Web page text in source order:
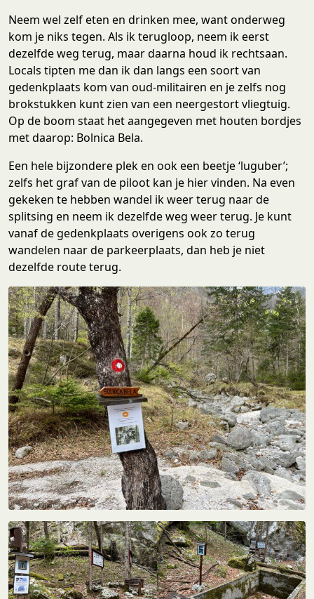
Neem wel zelf eten en drinken mee, want onderweg
kom je niks tegen. Als ik terugloop, neem ik eerst
dezelfde weg terug, maar daarna houd ik rechtsaan.
Locals tipten me dan ik dan langs een soort van
gedenkplaats kom van oud-militairen en je zelfs nog
brokstukken kunt zien van een neergestort vliegtuig.
Op de boom staat het aangegeven met houten bordjes
met daarop: Bolnica Bela.
Een hele bijzondere plek en ook een beetje ‘luguber’;
zelfs het graf van de piloot kan je hier vinden. Na even
gekeken te hebben wandel ik weer terug naar de
splitsing en neem ik dezelfde weg weer terug. Je kunt
vanaf de gedenkplaats overigens ook zo terug
wandelen naar de parkeerplaats, dan heb je niet
dezelfde route terug.